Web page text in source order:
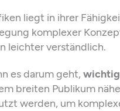
liegt in ihrer
komplexer
leichter verständlich.
es darum geht,
breiten Publikum
werden, um